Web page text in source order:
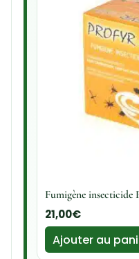
Fumigène insecticide
21,00€
Ajouter au